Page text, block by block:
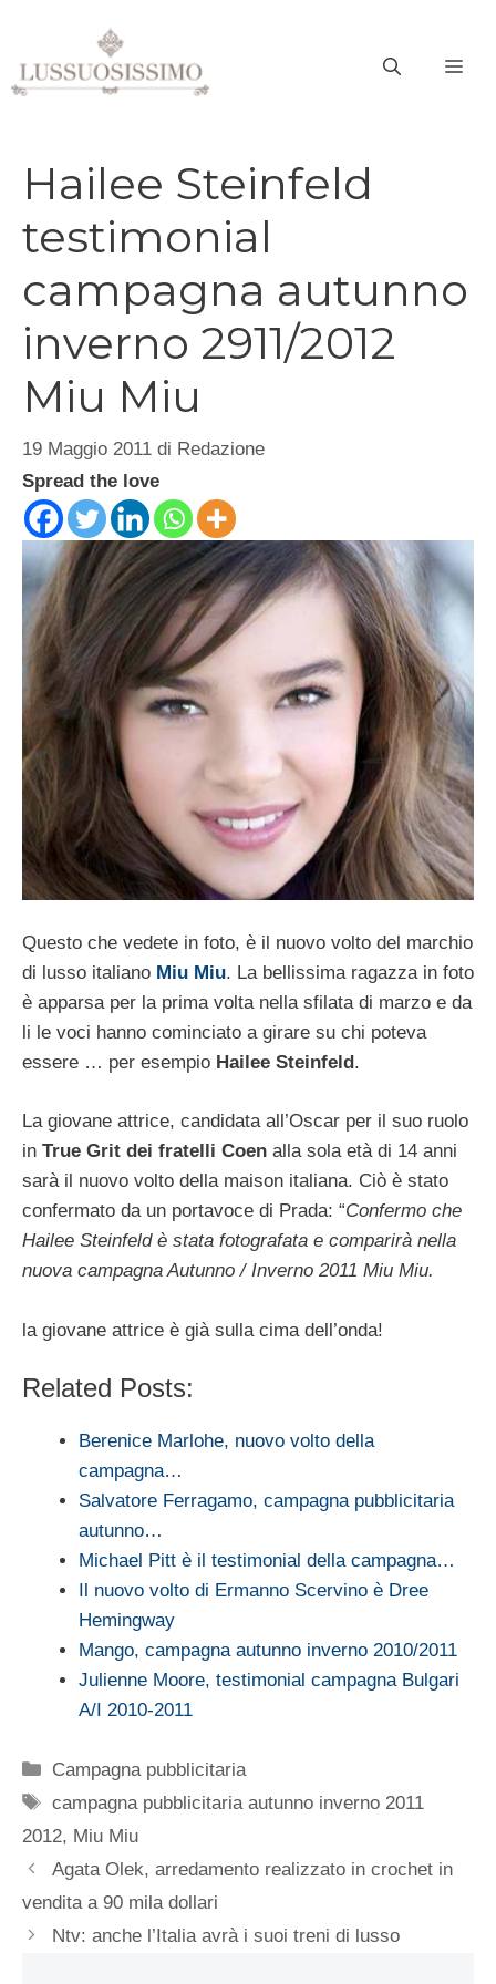
contenuto
Hailee Steinfeld
testimonial
campagna autunno
inverno 2911/2012
Miu Miu
19 Maggio 2011 di Redazione
Spread the love
Questo che vedete in foto, è il nuovo volto del marchio
di lusso italiano Miu Miu. La bellissima ragazza in foto
è apparsa per la prima volta nella sfilata di marzo e da
li le voci hanno cominciato a girare su chi poteva
essere … per esempio Hailee Steinfeld.
La giovane attrice, candidata all’Oscar per il suo ruolo
in True Grit dei fratelli Coen alla sola età di 14 anni
sarà il nuovo volto della maison italiana. Ciò è stato
confermato da un portavoce di Prada: “Confermo che
Hailee Steinfeld è stata fotografata e comparirà nella
nuova campagna Autunno / Inverno 2011 Miu Miu.
la giovane attrice è già sulla cima dell’onda!
Related Posts:
Berenice Marlohe, nuovo volto della
campagna…
Salvatore Ferragamo, campagna pubblicitaria
autunno…
Michael Pitt è il testimonial della campagna…
Il nuovo volto di Ermanno Scervino è Dree
Hemingway
Mango, campagna autunno inverno 2010/2011
Julienne Moore, testimonial campagna Bulgari
A/I 2010-2011
Categorie
Campagna pubblicitaria
Tag
campagna pubblicitaria autunno inverno 2011
2012, Miu Miu
Agata Olek, arredamento realizzato in crochet in
vendita a 90 mila dollari
Ntv: anche l’Italia avrà i suoi treni di lusso